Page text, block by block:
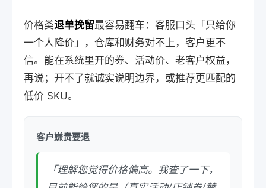
价格类退单挽留最容易翻车：客服口头「只给你
一个人降价」，仓库和财务对不上，客户更不
信。能在系统里开的券、活动价、老客户权益，
再说；开不了就诚实说明边界，或推荐更匹配的
低价 SKU。
客户嫌贵要退
「理解您觉得价格偏高。我查了一下，